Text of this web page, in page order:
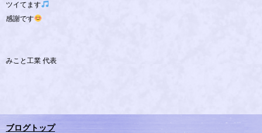
ツイてます
感謝です
みこと工業 代表
ブログトップ